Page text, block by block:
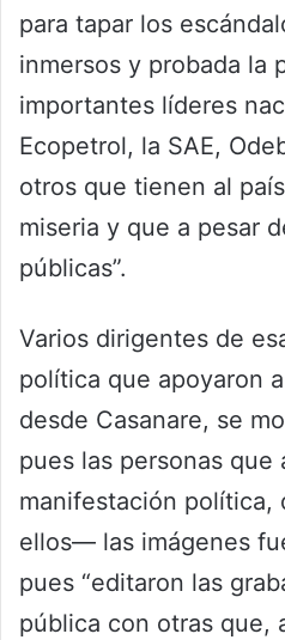
para tapar los
inmersos y probada la
importantes líderes
Ecopetrol, la SAE,
otros que tienen al
miseria y que a pesar
públicas”.
Varios dirigentes de
política que apoyaron
desde Casanare, se
pues las personas que
manifestación política,
ellos— las imágenes
pues “editaron las
pública con otras que,